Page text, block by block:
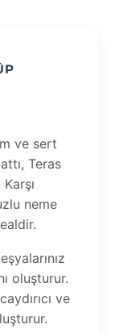
ve sert
Teras
neme
oluşturur.
ve